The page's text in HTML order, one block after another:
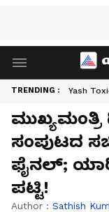
TRENDING : Yash
ಸಂಪುಟದ
ಫೈನಲ್;
ಪಟ್ಟಿ!
Author : Sathish